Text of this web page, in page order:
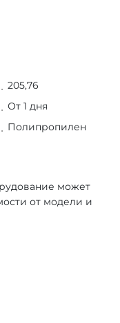
205,76
От 1 дня
Полипропилен
может
от модели и